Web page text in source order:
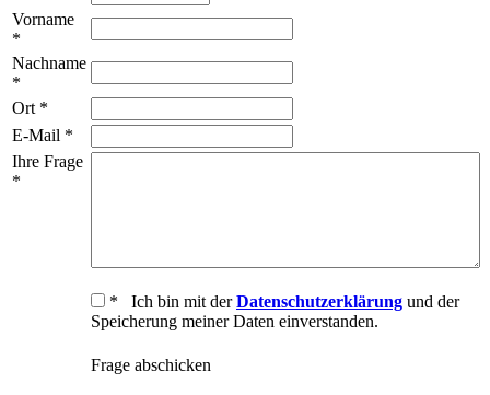
Vorname
*
Nachname
*
Ort *
E-Mail *
Ihre Frage
*
* Ich bin mit derDatenschutzerklärung und der
Speicherung meiner Daten einverstanden.
Frage abschicken